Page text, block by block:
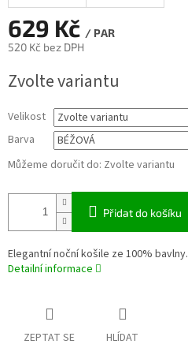
629 Kč / PAR
520 Kč bez DPH
cena:
Zvolte variantu
Velikost
Barva
Můžeme doručit do: Zvolte variantu
Přidat do košíku
Elegantní noční košile ze 100% bavlny.
Detailní informace
ZEPTAT SE HLÍDAT